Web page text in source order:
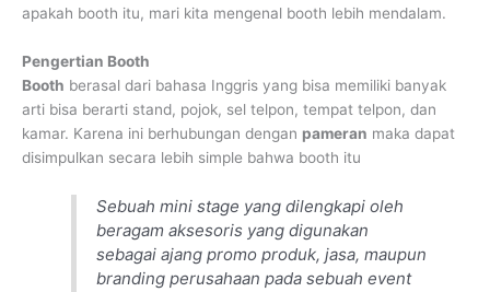
apakah booth itu, mari kita mengenal booth lebih mendalam.
Pengertian Booth
Booth berasal dari bahasa Inggris yang bisa memiliki banyak
arti bisa berarti stand, pojok, sel telpon, tempat telpon, dan
kamar. Karena ini berhubungan dengan pameran maka dapat
disimpulkan secara lebih simple bahwa booth itu
Sebuah mini stage yang dilengkapi oleh
beragam aksesoris yang digunakan
sebagai ajang promo produk, jasa, maupun
branding perusahaan pada sebuah event